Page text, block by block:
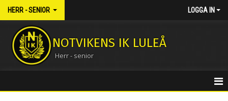
HERR - SENIOR LOGGA IN
NOTVIKENS IK LULEÅ
Herr - senior